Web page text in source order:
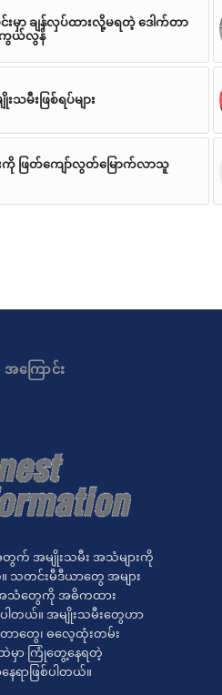
းမှာ ချန်လှပ်ထားလို့မရတဲ့ ဒေါက်တာ
ကွယ်လွန်
မီးဖြစ်ရပ်များ
ကို ဖြတ်ကျော်လွတ်မြောက်လာသူ
အကြောင်း
က် အမျိုးသမီး အသံများကို
သတင်းမီဒီယာတွေ အများ
အသံတွေကို အဓိကထား
ါတယ်။ အမျိုးသမီးတွေဟာ
ာတွေ၊ ဓလေ့ထုံးတမ်း
မှာ ကြုံတွေ့နေရတဲ့
ရာဖြစ်ပါတယ်။